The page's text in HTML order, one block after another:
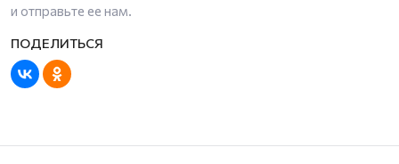
и отправьте ее нам.